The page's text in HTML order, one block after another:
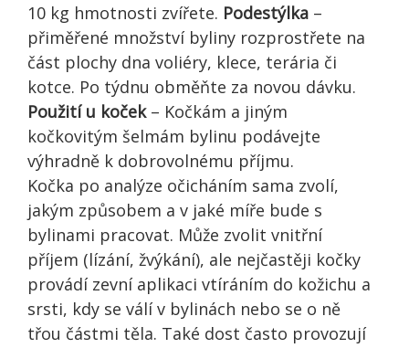
10 kg hmotnosti zvířete. Podestýlka –
přiměřené množství byliny rozprostřete na
část plochy dna voliéry, klece, terária či
kotce. Po týdnu obměňte za novou dávku.
Použití u koček – Kočkám a jiným
kočkovitým šelmám bylinu podávejte
výhradně k dobrovolnému příjmu.
Kočka po analýze očicháním sama zvolí,
jakým způsobem a v jaké míře bude s
bylinami pracovat. Může zvolit vnitřní
příjem (lízání, žvýkání), ale nejčastěji kočky
provádí zevní aplikaci vtíráním do kožichu a
srsti, kdy se válí v bylinách nebo se o ně
třou částmi těla. Také dost často provozují